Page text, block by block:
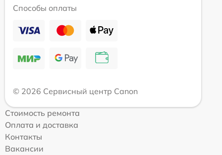
Способы оплаты
© 2026 Сервисный центр Canon
Стоимость ремонта
Оплата и доставка
Контакты
Вакансии